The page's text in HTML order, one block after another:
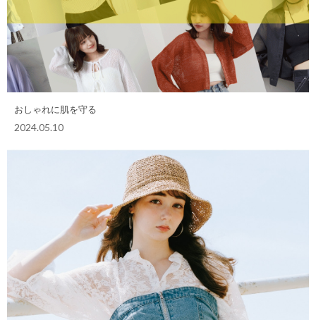
おしゃれに肌を守る
2024.05.10